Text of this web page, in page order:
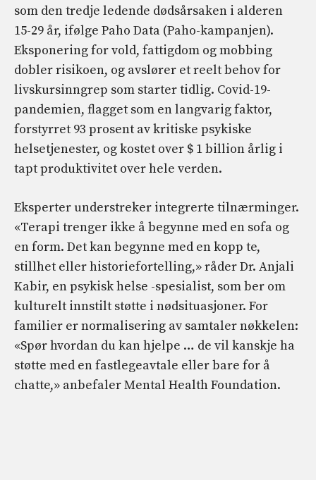
som den tredje ledende dødsårsaken i alderen
15-29 år, ifølge Paho Data (Paho-kampanjen).
Eksponering for vold, fattigdom og mobbing
dobler risikoen, og avslører et reelt behov for
livskursinngrep som starter tidlig. Covid-19-
pandemien, flagget som en langvarig faktor,
forstyrret 93 prosent av kritiske psykiske
helsetjenester, og kostet over $ 1 billion årlig i
tapt produktivitet over hele verden.
Eksperter understreker integrerte tilnærminger.
«Terapi trenger ikke å begynne med en sofa og
en form. Det kan begynne med en kopp te,
stillhet eller historiefortelling,» råder Dr. Anjali
Kabir, en psykisk helse -spesialist, som ber om
kulturelt innstilt støtte i nødsituasjoner. For
familier er normalisering av samtaler nøkkelen:
«Spør hvordan du kan hjelpe … de vil kanskje ha
støtte med en fastlegeavtale eller bare for å
chatte,» anbefaler Mental Health Foundation.